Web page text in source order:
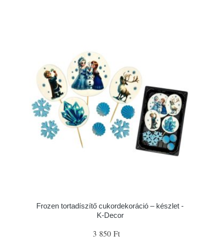
Frozen tortadíszítő cukordekoráció – készlet -
K-Decor
3 850 Ft